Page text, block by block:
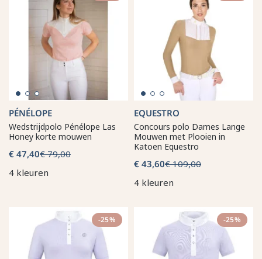
PÉNÉLOPE
Wedstrijdpolo Pénélope Las
Honey korte mouwen
€ 47,40€ 79,00
4 kleuren
EQUESTRO
Concours polo Dames Lange
Mouwen met Plooien in
Katoen Equestro
€ 43,60€ 109,00
4 kleuren
-25% -25%